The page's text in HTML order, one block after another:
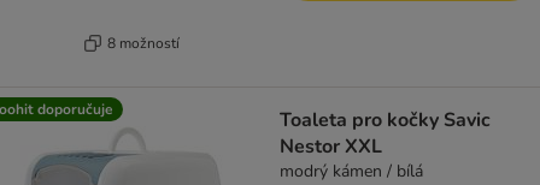
8 možností
doporučuje
Toaleta pro kočky Savic
Nestor XXL
modrý kámen / bílá